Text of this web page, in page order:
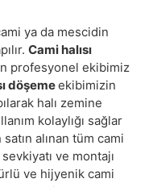
ya da mescidin
Cami halısı
profesyonel ekibimiz
döşemeekibimizin
halı zemine
kolaylığı sağlar
alınan tüm cami
ve montajı
ve hijyenik cami